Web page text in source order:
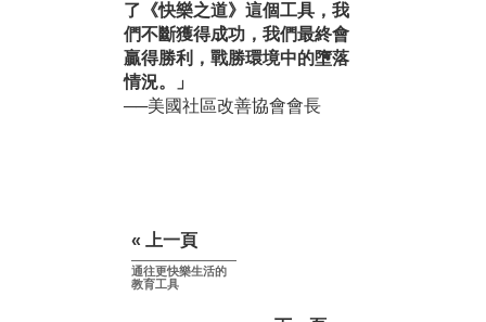
了《快樂之道》這個工具，我
們不斷獲得成功，我們最終會
贏得勝利，戰勝環境中的墮落
情況。」
──美國社區改善協會會長
« 上一頁
通往更快樂生活的
教育工具